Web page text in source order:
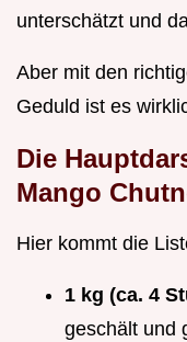
unterschätzt und
Aber mit den
Geduld ist es
Die
Mango
Hier kommt die
1 kg (ca. 4
geschält und